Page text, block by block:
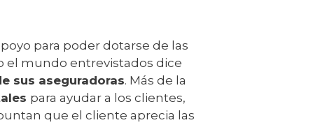
para poder dotarse de las
el mundo entrevistados dice
sus aseguradoras. Más de la
para ayudar a los clientes,
que el cliente aprecia las